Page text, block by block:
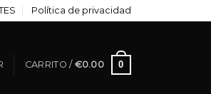
Política de privacidad
CARRITO / €0.00 0